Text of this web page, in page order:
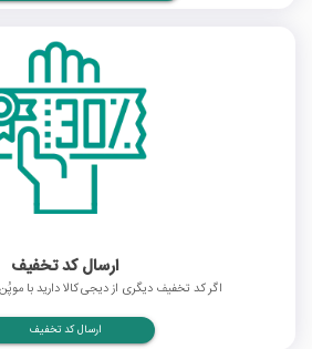
ارسال کد تخفیف
اگر کد تخفیف دیگری از دیجی کالا دارید با
ارسال کد تخفیف